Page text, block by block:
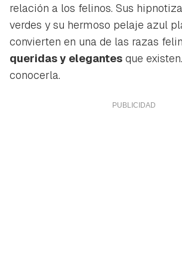
relación a los felinos. Sus
verdes y su hermoso pelaje azul
convierten en una de las razas
queridas y elegantes que
conocerla.